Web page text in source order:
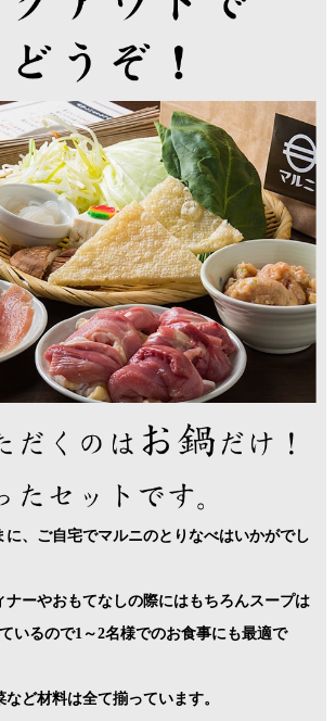
に、ご自宅でマルニのとりなべはいかがでし
ナーやおもてなしの際にはもちろんスープは
いるので1～2名様でのお食事にも最適で
ど材料は全て揃っています。